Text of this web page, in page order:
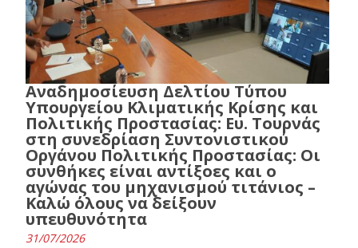
Αναδημοσίευση Δελτίου Τύπου
Υπουργείου Κλιματικής Κρίσης και
Πολιτικής Προστασίας: Ευ. Τουρνάς
στη συνεδρίαση Συντονιστικού
Οργάνου Πολιτικής Προστασίας: Οι
συνθήκες είναι αντίξοες και ο
αγώνας του μηχανισμού τιτάνιος –
Καλώ όλους να δείξουν
υπευθυνότητα
31/07/2026